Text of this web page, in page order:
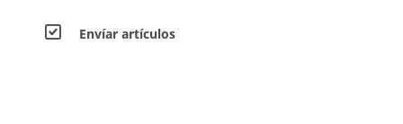
Envíar artículos